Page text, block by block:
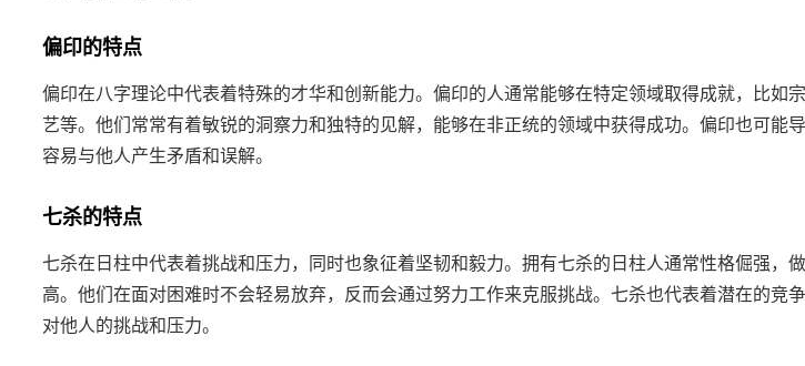
偏印的特点
偏印在八字理论中代表着特殊的才华和创新能力。偏印的人通常能够在特定领域取得成就，比如
艺等。他们常常有着敏锐的洞察力和独特的见解，能够在非正统的领域中获得成功。偏印也可能
容易与他人产生矛盾和误解。
七杀的特点
七杀在日柱中代表着挑战和压力，同时也象征着坚韧和毅力。拥有七杀的日柱人通常性格倔强，
高。他们在面对困难时不会轻易放弃，反而会通过努力工作来克服挑战。七杀也代表着潜在的竞
对他人的挑战和压力。